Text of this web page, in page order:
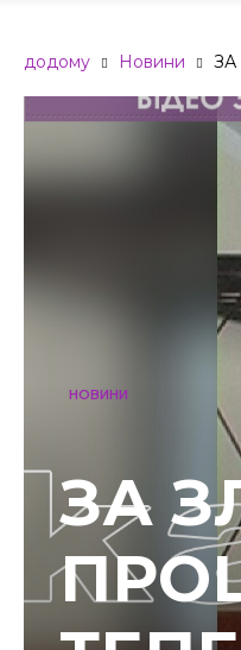
додому Новини
НОВИНИ
ЗА